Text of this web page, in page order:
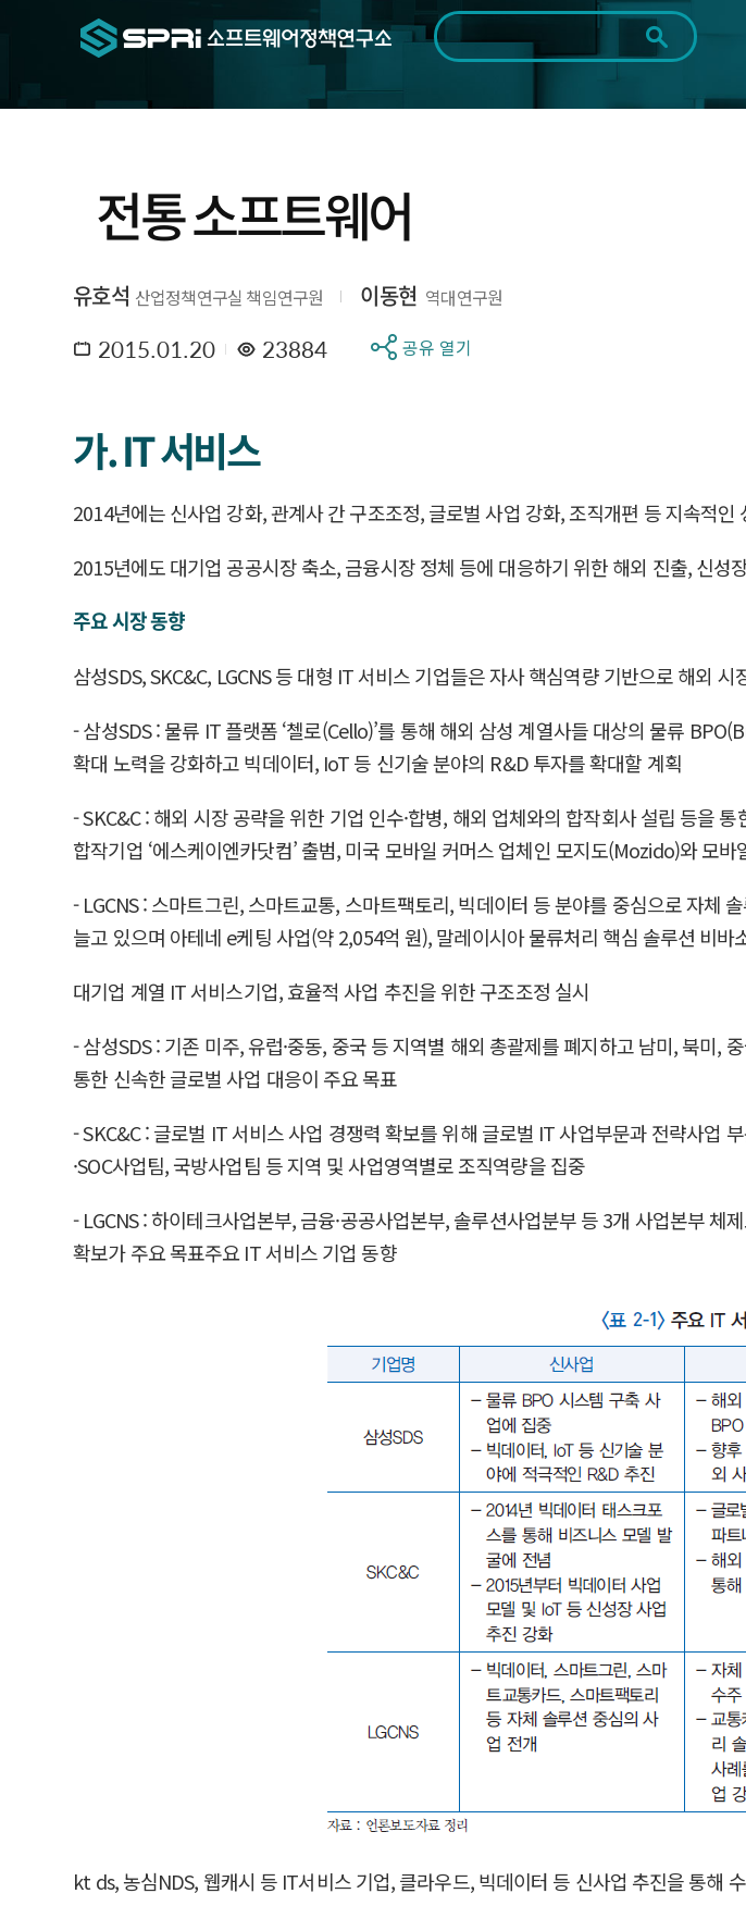
기간 전체 1일 1주 1개월 3개월 1년
전통 소프트웨어
유호석 산업정책연구실 책임연구원 이동현 역대연구원
2015.01.20 23884 공유 열기
가. IT 서비스
2014년에는 신사업 강화, 관계사 간 구조조정, 글로벌 사업 강화, 조직개편 등 지속적
2015년에도 대기업 공공시장 축소, 금융시장 정체 등에 대응하기 위한 해외 진출, 신성
주요 시장 동향
삼성SDS, SKC&C, LGCNS 등 대형 IT 서비스 기업들은 자사 핵심역량 기반으로 해외
- 삼성SDS : 물류 IT 플랫폼 ‘첼로(Cello)’를 통해 해외 삼성 계열사들 대상의 물류
확대 노력을 강화하고 빅데이터, IoT 등 신기술 분야의 R&D 투자를 확대할 계획
- SKC&C : 해외 시장 공략을 위한 기업 인수·합병, 해외 업체와의 합작회사 설립 등을
합작기업 ‘에스케이엔카닷컴’ 출범, 미국 모바일 커머스 업체인 모지도(Mozido)와 모
- LGCNS : 스마트그린, 스마트교통, 스마트팩토리, 빅데이터 등 분야를 중심으로 자체
늘고 있으며 아테네 e케팅 사업(약 2,054억 원), 말레이시아 물류처리 핵심 솔루션 비
대기업 계열 IT 서비스기업, 효율적 사업 추진을 위한 구조조정 실시
- 삼성SDS : 기존 미주, 유럽·중동, 중국 등 지역별 해외 총괄제를 폐지하고 남미, 북미,
통한 신속한 글로벌 사업 대응이 주요 목표
- SKC&C : 글로벌 IT 서비스 사업 경쟁력 확보를 위해 글로벌 IT 사업부문과 전략사업
·SOC사업팀, 국방사업팀 등 지역 및 사업영역별로 조직역량을 집중
- LGCNS : 하이테크사업본부, 금융·공공사업본부, 솔루션사업분부 등 3개 사업본부
확보가 주요 목표주요 IT 서비스 기업 동향
kt ds, 농심NDS, 웹캐시 등 IT서비스 기업, 클라우드, 빅데이터 등 신사업 추진을 통해